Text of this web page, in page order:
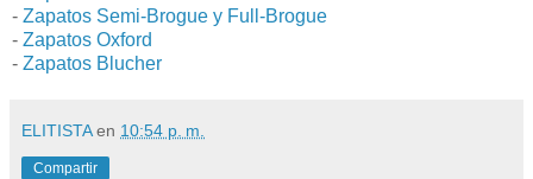
- Zapatos Semi-Brogue y Full-Brogue
- Zapatos Oxford
- Zapatos Blucher
ELITISTA en 10:54 p. m.
Compartir